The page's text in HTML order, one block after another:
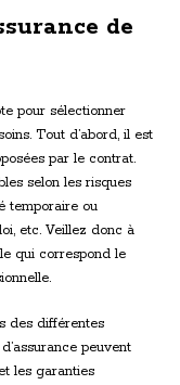
de
pour sélectionner
Tout d’abord, il est
par le contrat.
selon les risques
temporaire ou
etc. Veillez donc à
qui correspond le
des différentes
peuvent
les garanties